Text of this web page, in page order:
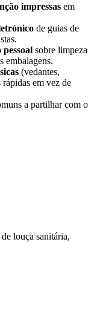
impressas em
de guias de
sobre limpeza
embalagens.
(vedantes,
rápidas em vez de
a partilhar com o
louça sanitária,